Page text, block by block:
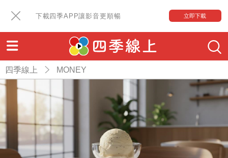
下載四季APP讓影音更順暢 立即下載
四季線上 MONEY